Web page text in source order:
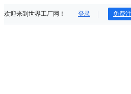
欢迎来到世界工厂网！ 登录 免费